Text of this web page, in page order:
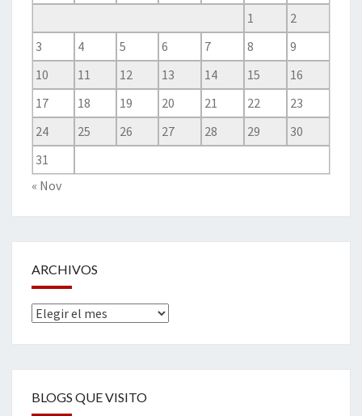
1
2
3
4 5 6 7 8
9
10
11 12 13 14 15
16
17
18 19 20 21 22
23
24
25 26 27 28 29
30
31
« Nov
ARCHIVOS
Archivos
BLOGS QUE VISITO